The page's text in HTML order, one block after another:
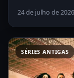
24 de julho de 2026
SÉRIES ANTIGAS